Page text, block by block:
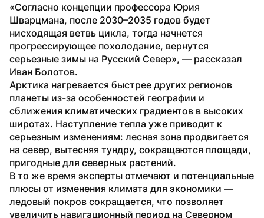
«Согласно концепции профессора Юрия
Шварцмана, после 2030–2035 годов будет
нисходящая ветвь цикла, тогда начнется
прогрессирующее похолодание, вернутся
серьезные зимы на Русский Север», — рассказал
Иван Болотов.
Арктика нагревается быстрее других регионов
планеты из-за особенностей географии и
сближения климатических градиентов в высоких
широтах. Наступление тепла уже приводит к
серьезным изменениям: лесная зона продвигается
на север, вытесняя тундру, сокращаются площади,
пригодные для северных растений.
В то же время эксперты отмечают и потенциальные
плюсы от изменения климата для экономики —
ледовый покров сокращается, что позволяет
увеличить навигационный период на Северном